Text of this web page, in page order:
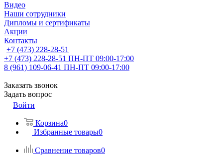
Видео
Наши сотрудники
Дипломы и сертификаты
Акции
Контакты
+7 (473) 228-28-51
+7 (473) 228-28-51 ПН-ПТ 09:00-17:00
8 (961) 109-06-41 ПН-ПТ 09:00-17:00
Заказать звонок
Задать вопрос
Войти
Корзина0
Избранные товары0
Сравнение товаров0